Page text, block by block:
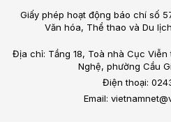
Giấy phép hoạt động báo chí số
Văn hóa, Thể thao và Du
Địa chỉ: Tầng 18, Toà nhà Cục
Nghệ, phường Cầu
Điện thoại:
Email: